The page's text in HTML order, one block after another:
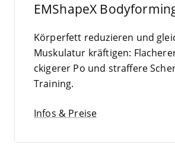
EMShapeX
Kör­per­fett redu­zie­ren und
Mus­ku­la­tur kräf­ti­gen:
cki­ge­rer Po und straf­fe­re
Training.
Infos & Preise